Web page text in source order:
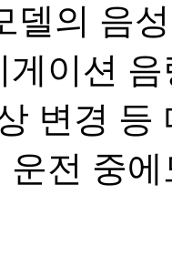
델의 음
게이션
변경 등
전 중